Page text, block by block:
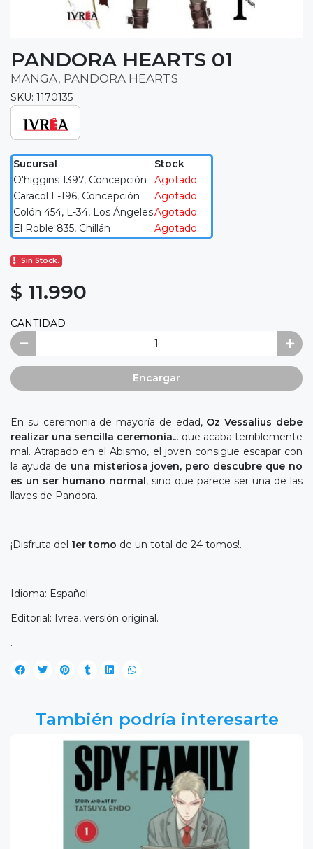
PANDORA HEARTS 01
MANGA, PANDORA HEARTS
SKU: 1170135
Sucursal
Stock
O'higgins 1397, Concepción
Agotado
Caracol L-196, Concepción
Agotado
Colón 454, L-34, Los ÁngelesAgotado
El Roble 835, Chillán
Agotado
Sin Stock.
$ 11.990
CANTIDAD
Encargar
En su ceremonia de mayoría de edad, Oz Vessalius debe
realizar una sencilla ceremonia... que acaba terriblemente
mal. Atrapado en el Abismo, el joven consigue escapar con
la ayuda de una misteriosa joven, pero descubre que no
es un ser humano normal , sino que parece ser una de las
llaves de Pandora..
¡Disfruta del 1er tomo de un total de 24 tomos!.
Idioma: Español.
Editorial: Ivrea, versión original.
.
También podría interesarte